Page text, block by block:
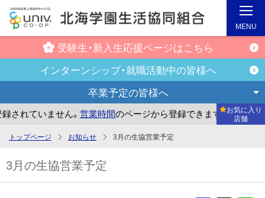
ン
コ
受験生・新入生応援ページはこちら
インターンシップ・就職活動中の皆様へ
卒業予定の皆様へ
ていません。営業時間のページから登録できます。 まだ
お気に入り
店舗
MENU
トップページ お知らせ 3月の生協営業予定
3月の生協営業予定